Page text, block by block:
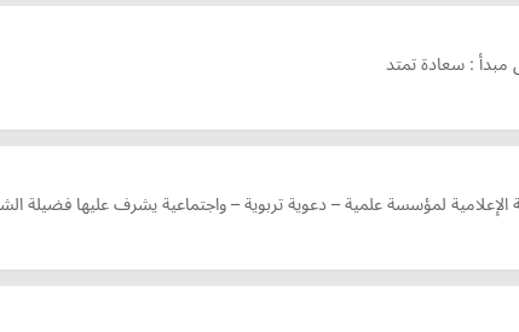
مبدأ : سعادة تمتد
لمؤسسة علمية – دعوية تربوية – واجتماعية يشرف عليها فضيلة